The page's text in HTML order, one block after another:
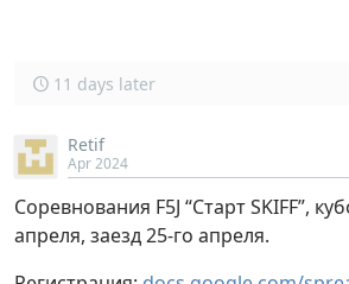
11 days later
Retif
Apr 2024
Соревнования F5J “Старт SKIFF”,
апреля, заезд 25-го апреля.